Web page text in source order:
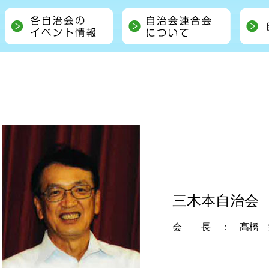
三木本自治会
会 長 ： 髙橋